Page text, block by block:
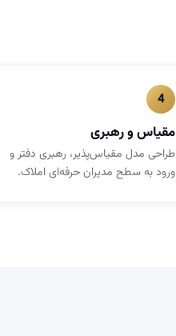
مقیاس و رهبری
طراحی مدل مقیاس‌پذیر، رهبری دفتر و
ورود به سطح مدیران حرفه‌ای املاک.